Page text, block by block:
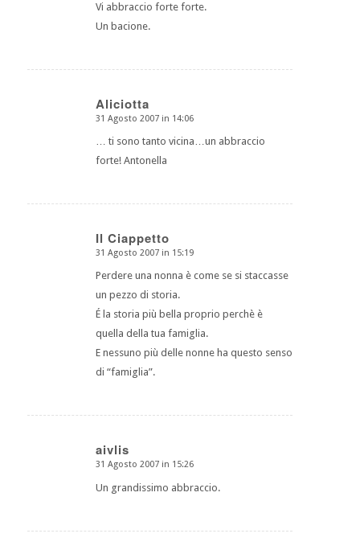
Vi abbraccio forte forte.
Un bacione.
Aliciotta
dice:
31 Agosto 2007 in 14:06
… ti sono tanto vicina…un abbraccio
forte! Antonella
Il Ciappetto
dice:
31 Agosto 2007 in 15:19
Perdere una nonna è come se si staccasse
un pezzo di storia.
É la storia più bella proprio perchè è
quella della tua famiglia.
E nessuno più delle nonne ha questo senso
di “famiglia”.
aivlis
dice:
31 Agosto 2007 in 15:26
Un grandissimo abbraccio.